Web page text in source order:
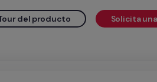
del producto Solicita